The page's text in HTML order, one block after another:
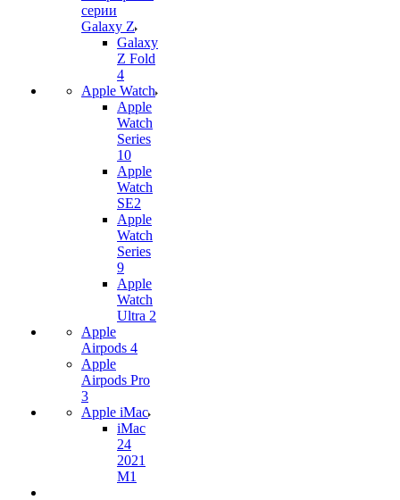
серии
Galaxy Z
Galaxy
Z Fold
4
Apple Watch
Apple
Watch
Series
10
Apple
Watch
SE2
Apple
Watch
Series
9
Apple
Watch
Ultra 2
Apple
Airpods 4
Apple
Airpods Pro
3
Apple iMac
iMac
24
2021
M1